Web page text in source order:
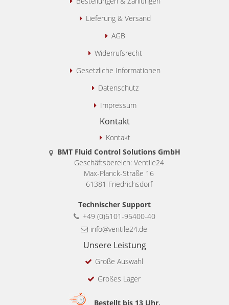
Lieferung & Versand
AGB
Widerrufsrecht
Gesetzliche Informationen
Datenschutz
Impressum
Kontakt
Kontakt
BMT Fluid Control Solutions GmbH
Geschäftsbereich: Ventile24
Max-Planck-Straße 16
61381 Friedrichsdorf
Technischer Support
+49 (0)6101-95400-40
info@ventile24.de
Unsere Leistung
Große Auswahl
Großes Lager
Bestellt bis 13 Uhr,